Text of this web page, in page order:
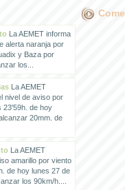
La AEMET informa
alerta naranja por
y Baza por
los...
La AEMET
nivel de aviso por
23'59h. de hoy
20mm. de
La AEMET
amarillo por viento
de hoy lunes 27 de
los 90km/h....